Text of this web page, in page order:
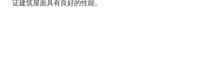
证建筑屋面具有良好的性能。